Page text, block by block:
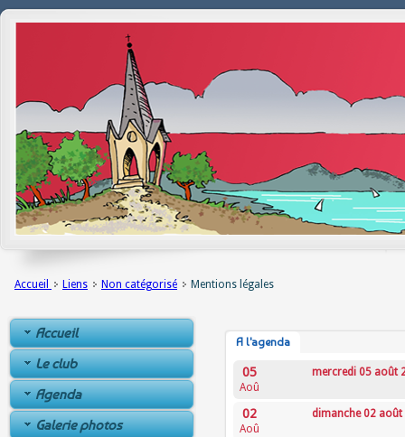
Accueil Liens Non catégorisé Mentions légales
Accueil
Le club
Agenda
Galerie photos
A l'agenda
05
Aoû
mercredi 05 août
02
Aoû
dimanche 02 août